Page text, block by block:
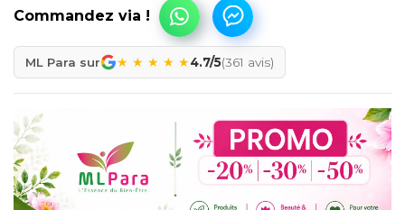
ML Para sur ★ ★ ★ ★ ★4.7/5(361 avis)